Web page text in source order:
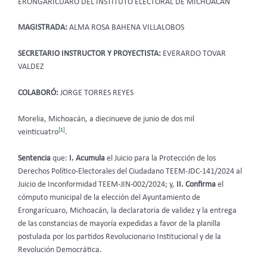
ERONGARÍCUARO DEL INSTITUTO ELECTORAL DE MICHOACÁN
MAGISTRADA: ALMA ROSA BAHENA VILLALOBOS
SECRETARIO INSTRUCTOR Y PROYECTISTA: EVERARDO TOVAR
VALDEZ
COLABORÓ: JORGE TORRES REYES
Morelia, Michoacán, a diecinueve de junio de dos mil
veinticuatro[1].
Sentencia que: I. Acumula el Juicio para la Protección de los
Derechos Político-Electorales del Ciudadano TEEM-JDC-141/2024 al
Juicio de Inconformidad TEEM-JIN-002/2024; y,
II. Confirma el
cómputo municipal de la elección del Ayuntamiento de
Erongarícuaro, Michoacán, la declaratoria de validez y la entrega
de las constancias de mayoría expedidas a favor de la planilla
postulada por los partidos Revolucionario Institucional y de la
Revolución Democrática.